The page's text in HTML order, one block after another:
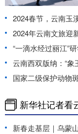
2024春节，云南玉
2024年云南文旅迎
“一滴水经过丽江”
云南西双版纳：“象
国家二级保护动物
新华社记者看
新春走基层｜乌蒙